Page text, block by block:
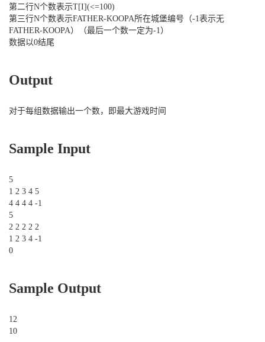
第二行N个数表示T[I](<=100)
第三行N个数表示FATHER-KOOPA所在城堡编号（-1表示无
FATHER-KOOPA）（最后一个数一定为-1）
数据以0结尾
Output
对于每组数据输出一个数，即最大游戏时间
Sample Input
5
1 2 3 4 5
4 4 4 4 -1
5
2 2 2 2 2
1 2 3 4 -1
0
Sample Output
12
10